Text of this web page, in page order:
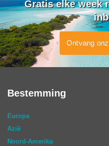
Gratis elke week
Ontvang
Bestemming
Europa
Azië
Noord-Amerika